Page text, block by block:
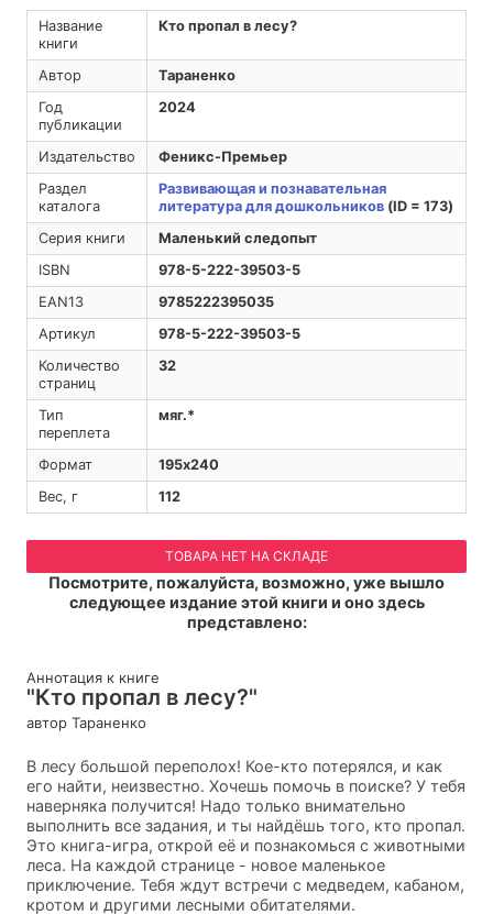
Название
книги
Кто пропал в лесу?
Автор
Тараненко
Год
публикации
2024
Издательство
Феникс-Премьер
Раздел
каталога
Развивающая и познавательная
литература для дошкольников(ID = 173)
Серия книги
Маленький следопыт
ISBN
978-5-222-39503-5
EAN13
9785222395035
Артикул
978-5-222-39503-5
Количество
страниц
32
Тип
переплета
мяг.*
Формат
195х240
Вес, г
112
ТОВАРА НЕТ НА СКЛАДЕ
Посмотрите, пожалуйста, возможно, уже вышло
следующее издание этой книги и оно здесь
представлено:
Аннотация к книге
"Кто пропал в лесу?"
автор Тараненко
В лесу большой переполох! Кое-кто потерялся, и как
его найти, неизвестно. Хочешь помочь в поиске? У тебя
наверняка получится! Надо только внимательно
выполнить все задания, и ты найдёшь того, кто пропал.
Это книга-игра, открой её и познакомься с животными
леса. На каждой странице - новое маленькое
приключение. Тебя ждут встречи с медведем, кабаном,
кротом и другими лесными обитателями.